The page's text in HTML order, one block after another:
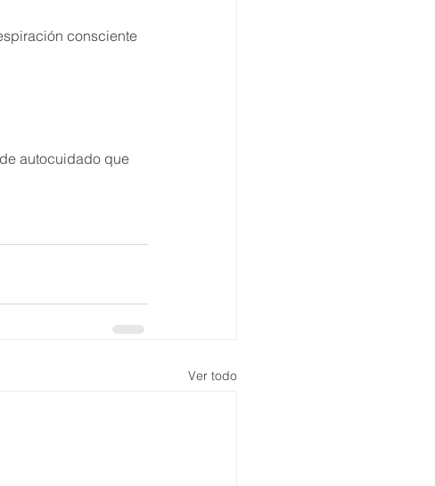
consciente
autocuidado que
Ver todo